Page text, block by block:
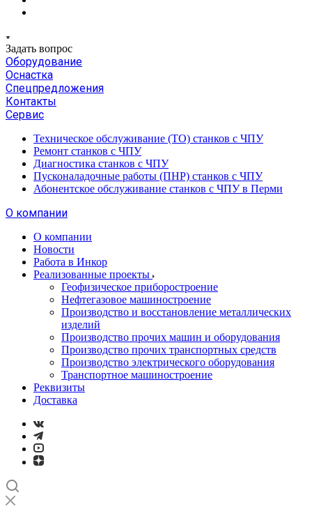
Задать вопрос
Оборудование
Оснастка
Спецпредложения
Контакты
Сервис
Техническое обслуживание (ТО) станков с ЧПУ
Ремонт станков с ЧПУ
Диагностика станков с ЧПУ
Пусконаладочные работы (ПНР) станков с ЧПУ
Абонентское обслуживание станков с ЧПУ в Перми
О компании
О компании
Новости
Работа в Инкор
Реализованные проекты
Геофизическое приборостроение
Нефтегазовое машиностроение
Производство и восстановление металлических
изделий
Производство прочих машин и оборудования
Производство прочих транспортных средств
Производство электрического оборудования
Транспортное машиностроение
Реквизиты
Доставка